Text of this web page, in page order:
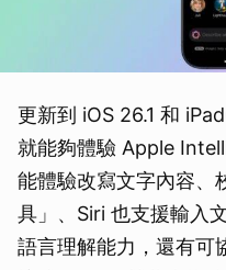
更新到 iOS 26.1 和
就能夠體驗 Apple
能體驗改寫文字內容、
具」、Siri 也支援輸入
語言理解能力，還有可